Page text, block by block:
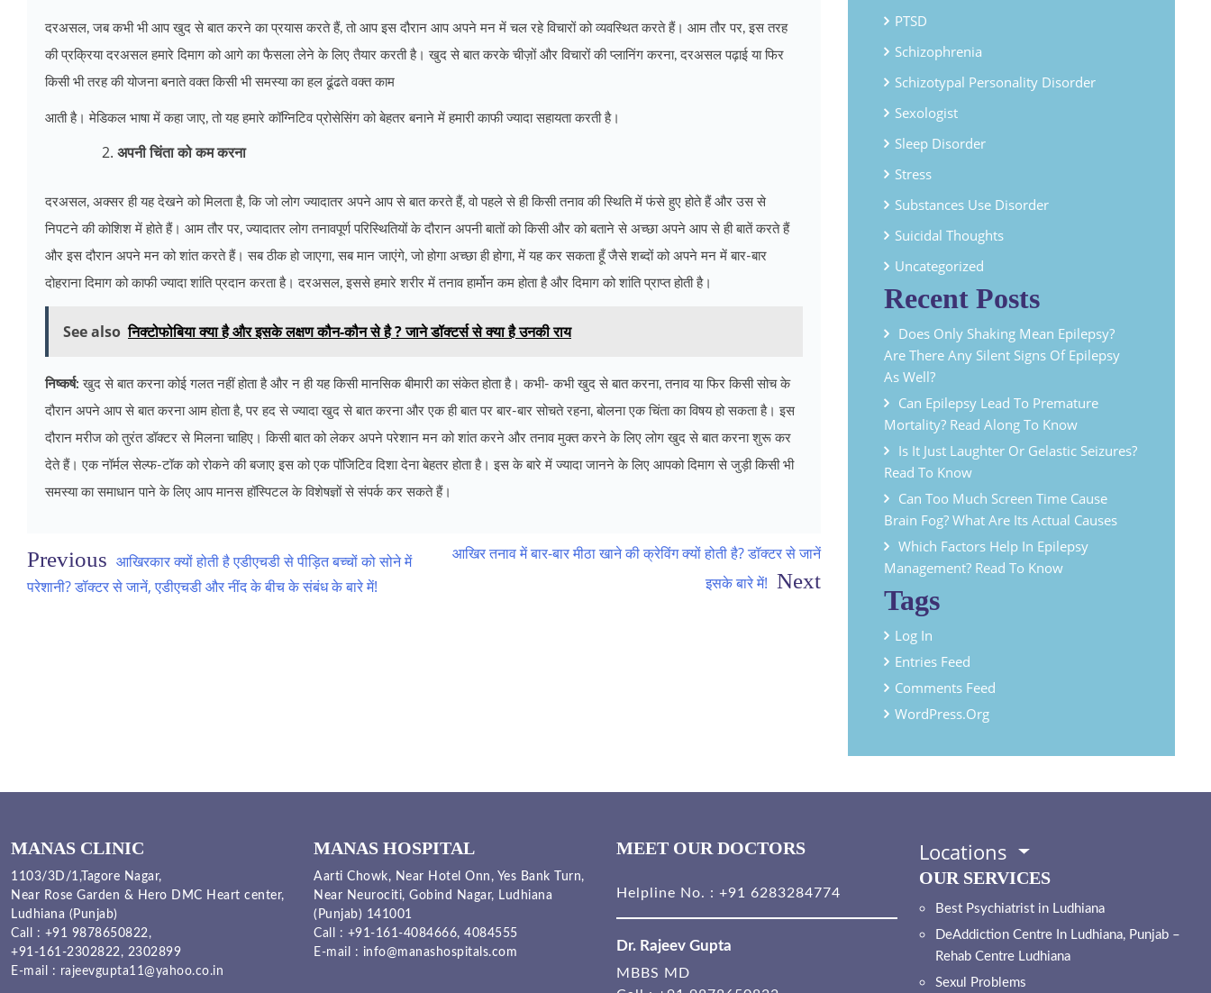
दरअसल, जब कभी भी आप खुद से बात करने का प्रयास करते हैं, तो आप इस दौरान आप अपने मन में चल रहे विचारों को व्यवस्थित करते हैं। आम तौर पर, इस तरह
की प्रक्रिया दरअसल हमारे दिमाग को आगे का फैसला लेने के लिए तैयार करती है। खुद से बात करके चीज़ों और विचारों की प्लानिंग करना, दरअसल पढ़ाई या फिर
किसी भी तरह की योजना बनाते वक्त किसी भी समस्या का हल ढूंढते वक्त काम
आती है। मेडिकल भाषा में कहा जाए, तो यह हमारे कॉग्निटिव प्रोसेसिंग को बेहतर बनाने में हमारी काफी ज्यादा सहायता करती है।
अपनी चिंता को कम करना
दरअसल, अक्सर ही यह देखने को मिलता है, कि जो लोग ज्यादातर अपने आप से बात करते हैं, वो पहले से ही किसी तनाव की स्थिति में फंसे हुए होते हैं और उस से
निपटने की कोशिश में होते हैं। आम तौर पर, ज्यादातर लोग तनावपूर्ण परिस्थितियों के दौरान अपनी बातों को किसी और को बताने से अच्छा अपने आप से ही बातें करते हैं
और इस दौरान अपने मन को शांत करते हैं। सब ठीक हो जाएगा, सब मान जाएंगे, जो होगा अच्छा ही होगा, में यह कर सकता हूँ जैसे शब्दों को अपने मन में बार-बार
दोहराना दिमाग को काफी ज्यादा शांति प्रदान करता है। दरअसल, इससे हमारे शरीर में तनाव हार्मोन कम होता है और दिमाग को शांति प्राप्त होती है।
See also निक्टोफोबिया क्या है और इसके लक्षण कौन-कौन से है ? जाने डॉक्टर्स से क्या है उनकी राय
निष्कर्ष:खुद से बात करना कोई गलत नहीं होता है और न ही यह किसी मानसिक बीमारी का संकेत होता है। कभी- कभी खुद से बात करना, तनाव या फिर किसी सोच के
दौरान अपने आप से बात करना आम होता है, पर हद से ज्यादा खुद से बात करना और एक ही बात पर बार-बार सोचते रहना, बोलना एक चिंता का विषय हो सकता है। इस
दौरान मरीज को तुरंत डॉक्टर से मिलना चाहिए। किसी बात को लेकर अपने परेशान मन को शांत करने और तनाव मुक्त करने के लिए लोग खुद से बात करना शुरू कर
देते हैं। एक नॉर्मल सेल्फ-टॉक को रोकने की बजाए इस को एक पॉजिटिव दिशा देना बेहतर होता है। इस के बारे में ज्यादा जानने के लिए आपको दिमाग से जुड़ी किसी भी
समस्या का समाधान पाने के लिए आप मानस हॉस्पिटल के विशेषज्ञों से संपर्क कर सकते हैं।
Post
navigation
आखिरकार क्यों होती है एडीएचडी से पीड़ित बच्चों को सोने में
परेशानी? डॉक्टर से जानें, एडीएचडी और नींद के बीच के संबंध के बारे में!
आखिर तनाव में बार-बार मीठा खाने की क्रेविंग क्यों होती है? डॉक्टर से जानें
इसके बारे में!
PTSD
Schizophrenia
Schizotypal Personality Disorder
Sexologist
Sleep Disorder
Stress
Substances Use Disorder
Suicidal Thoughts
Uncategorized
Recent Posts
Does Only Shaking Mean Epilepsy?
Are There Any Silent Signs Of Epilepsy
As Well?
Can Epilepsy Lead To Premature
Mortality? Read Along To Know
Is It Just Laughter Or Gelastic Seizures?
Read To Know
Can Too Much Screen Time Cause
Brain Fog? What Are Its Actual Causes
Which Factors Help In Epilepsy
Management? Read To Know
Tags
Log In
Entries Feed
Comments Feed
WordPress.org
MANAS CLINIC
1103/3D/1,Tagore Nagar,
Near Rose Garden & Hero DMC Heart center,
Ludhiana (Punjab)
Call : +91 9878650822,
+91-161-2302822, 2302899
E-mail : rajeevgupta11@yahoo.co.in
MANAS HOSPITAL
Aarti Chowk, Near Hotel Onn, Yes Bank Turn,
Near Neurociti, Gobind Nagar, Ludhiana
(Punjab) 141001
Call : +91-161-4084666, 4084555
E-mail : info@manashospitals.com
MEET OUR DOCTORS
Helpline No. : +91 6283284774
Dr. Rajeev Gupta
MBBS MD
Locations
OUR SERVICES
Best Psychiatrist in Ludhiana
DeAddiction Centre In Ludhiana, Punjab –
Rehab Centre Ludhiana
Sexul Problems